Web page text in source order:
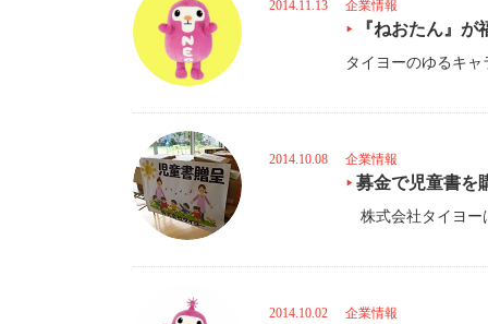
2014.11.13 企業情報
『ねおたん』
2014.10.08 企業情報
募金で児童書を
2014.10.02 企業情報